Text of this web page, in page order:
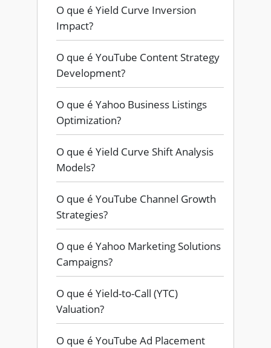
O que é Yield Curve Inversion
Impact?
O que é YouTube Content Strategy
Development?
O que é Yahoo Business Listings
Optimization?
O que é Yield Curve Shift Analysis
Models?
O que é YouTube Channel Growth
Strategies?
O que é Yahoo Marketing Solutions
Campaigns?
O que é Yield-to-Call (YTC)
Valuation?
O que é YouTube Ad Placement